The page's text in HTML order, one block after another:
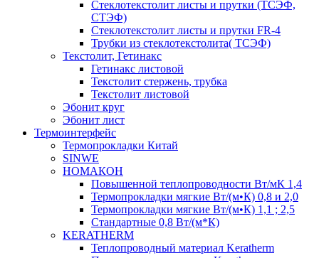
Стеклотекстолит листы и прутки (ТСЭФ,
СТЭФ)
Стеклотекстолит листы и прутки FR-4
Трубки из стеклотекстолита( ТСЭФ)
Текстолит, Гетинакс
Гетинакс листовой
Текстолит стержень, трубка
Текстолит листовой
Эбонит круг
Эбонит лист
Термоинтерфейс
Термопрокладки Китай
SINWE
НОМАКОН
Повышенной теплопроводности Вт/мК 1,4
Термопрокладки мягкие Вт/(м•К) 0,8 и 2,0
Термопрокладки мягкие Вт/(м•К) 1,1 ; 2,5
Стандартные 0,8 Вт/(м*К)
KERATHERM
Теплопроводный материал Keratherm